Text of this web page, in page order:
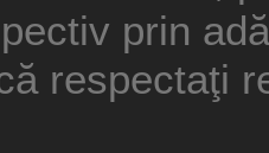
prin
respectaţi